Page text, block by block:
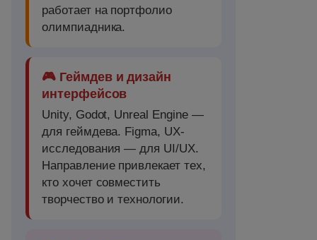
работает на портфолио
олимпиадника.
🎮 Геймдев и дизайн
интерфейсов
Unity, Godot, Unreal Engine —
для геймдева. Figma, UX-
исследования — для UI/UX.
Направление привлекает тех,
кто хочет совместить
творчество и технологии.